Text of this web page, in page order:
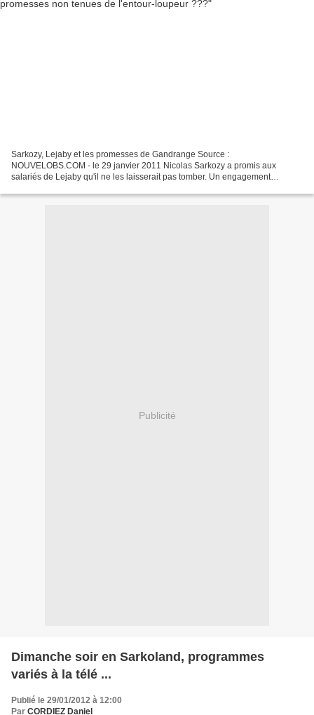
Sarkozy, Lejaby et les promesses de Gandrange Source :
NOUVELOBS.COM - le 29 janvier 2011 Nicolas Sarkozy a promis aux
salariés de Lejaby qu'il ne les laisserait pas tomber. Un engagement
Publicité
Dimanche soir en Sarkoland, programmes
variés à la télé ...
Publié le 29/01/2012 à 12:00
Par CORDIEZ Daniel